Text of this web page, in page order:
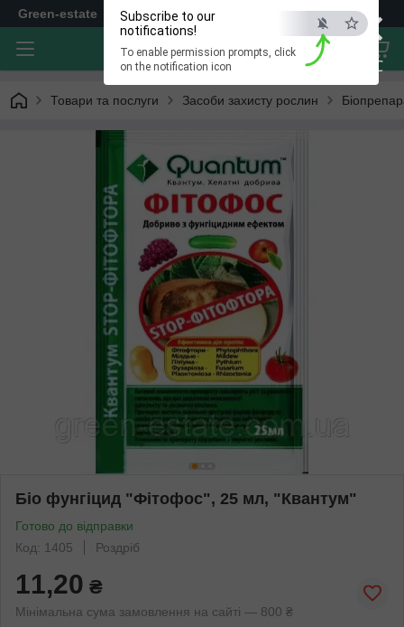
×
ESC
Subscribe to our
notifications!
To enable permission prompts, click
on the notification icon
Green-estate
Товари та послуги Засоби захисту рослин
Біо фунгіцид "Фітофос", 25 мл, "Квантум"
Готово до відправки
Код: 1405
Роздріб
11,20 ₴
Мінімальна сума замовлення на сайті — 800 ₴